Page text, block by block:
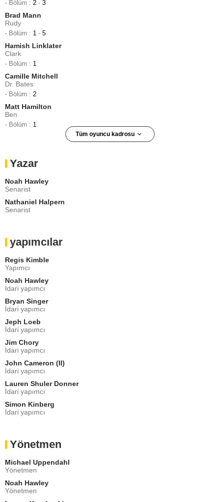
- Bölüm : 2 - 3
Brad Mann
Rudy
- Bölüm : 1 - 5
Hamish Linklater
Clark
- Bölüm : 1
Camille Mitchell
Dr. Bates
- Bölüm : 2
Matt Hamilton
Ben
- Bölüm : 1
Tüm oyuncu kadrosu
- Bölüm :4
Yazar
Noah Hawley
Senarist
Nathaniel Halpern
Senarist
yapımcılar
Regis Kimble
Yapımcı
Noah Hawley
İdari yapımcı
Bryan Singer
İdari yapımcı
Jeph Loeb
İdari yapımcı
Jim Chory
İdari yapımcı
John Cameron (II)
İdari yapımcı
Lauren Shuler Donner
İdari yapımcı
Simon Kinberg
İdari yapımcı
Yönetmen
Michael Uppendahl
Yönetmen
Noah Hawley
Yönetmen